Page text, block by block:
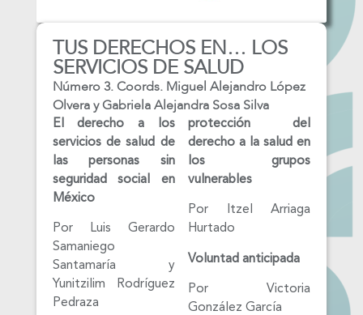
TUS DERECHOS EN… LOS
SERVICIOS DE SALUD
Número 3. Coords. Miguel Alejandro López
Olvera y Gabriela Alejandra Sosa Silva
El derecho a los
servicios de salud de
las personas sin
seguridad social en
México
Por Luis Gerardo
Samaniego
Santamaría y
Yunitzilim Rodríguez
Pedraza
protección del
derecho a la salud en
los grupos
vulnerables
Por Itzel Arriaga
Hurtado
Voluntad anticipada
Por Victoria
González García